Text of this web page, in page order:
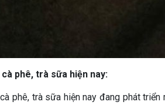
phê, trà sữa hiện nay:
phê, trà sữa hiện nay đang phát